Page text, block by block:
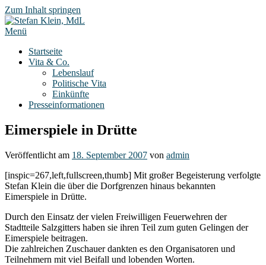
Zum Inhalt springen
Menü
Startseite
Vita & Co.
Lebenslauf
Politische Vita
Einkünfte
Presseinformationen
Eimerspiele in Drütte
Veröffentlicht am 18. September 2007 von admin
[inspic=267,left,fullscreen,thumb] Mit großer Begeisterung verfolgte
Stefan Klein die über die Dorfgrenzen hinaus bekannten
Eimerspiele in Drütte.
Durch den Einsatz der vielen Freiwilligen Feuerwehren der
Stadtteile Salzgitters haben sie ihren Teil zum guten Gelingen der
Eimerspiele beitragen.
Die zahlreichen Zuschauer dankten es den Organisatoren und
Teilnehmern mit viel Beifall und lobenden Worten.